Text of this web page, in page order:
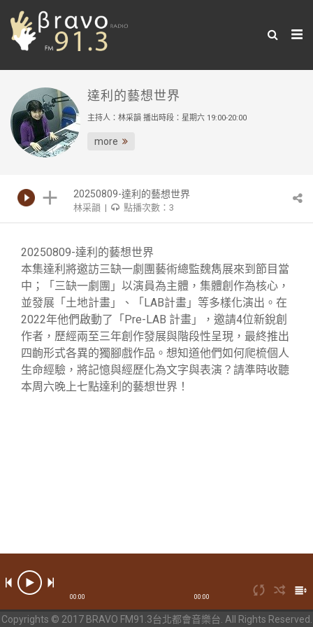
達利的藝想世界
主持人：林采韻 播出時段：星期六 19:00-20:00
more
00:00 00:00
Copyrights © 2017 BRAVO FM91.3台北都會音樂台. All Rights Reserved.
20250809-達利的藝想世界
林采韻 | 點播次數：3
20250809-達利的藝想世界
本集達利將邀訪三缺一劇團藝術總監魏雋展來到節目當
中；「三缺一劇團」以演員為主體，集體創作為核心，
並發展「土地計畫」、「LAB計畫」等多樣化演出。在
2022年他們啟動了「Pre-LAB 計畫」，邀請4位新銳創
作者，歷經兩至三年創作發展與階段性呈現，最終推出
四齣形式各異的獨腳戲作品。想知道他們如何爬梳個人
生命經驗，將記憶與經歷化為文字與表演？請準時收聽
本周六晚上七點達利的藝想世界！